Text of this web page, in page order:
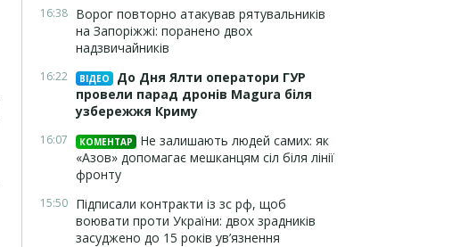
16:38 Ворог повторно атакував рятувальників
на Запоріжжі: поранено двох
надзвичайників
16:22 ВІДЕО
До Дня Ялти оператори ГУР
провели парад дронів Magura біля
узбережжя Криму
16:07 КОМЕНТАР
Не залишають людей самих: як
«Азов» допомагає мешканцям сіл біля лінії
фронту
15:50 Підписали контракти із зс рф, щоб
воювати проти України: двох зрадників
засуджено до 15 років ув’язнення